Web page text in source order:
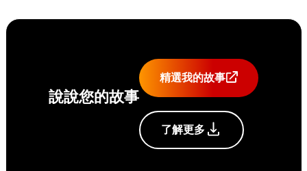
說說您的故事
精選我的故事
了解更多